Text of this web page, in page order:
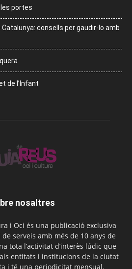
les portes
Catalunya: consells per gaudir-lo amb
de l’Infant
nosaltres
i Oci és una publicació exclusiva
serveis amb més de 10 anys de
tota l’activitat d’interès lúdic que
entitats i institucions de la ciutat
i té una periodicitat mensual.